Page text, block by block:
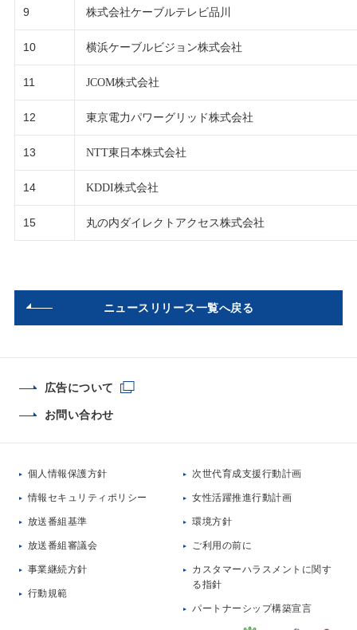
9 株式会社ケーブルテレビ品川
10 横浜ケーブルビジョン株式会社
11 JCOM株式会社
12 東京電力パワーグリッド株式会社
13 NTT東日本株式会社
14 KDDI株式会社
15 丸の内ダイレクトアクセス株式会社
ニュースリリース一覧へ戻る
広告について
お問い合わせ
個人情報保護方針
情報セキュリティポリシー
放送番組基準
放送番組審議会
事業継続方針
行動規範
次世代育成支援行動計画
女性活躍推進行動計画
環境方針
ご利用の前に
カスタマーハラスメントに関す
る指針
パートナーシップ構築宣言